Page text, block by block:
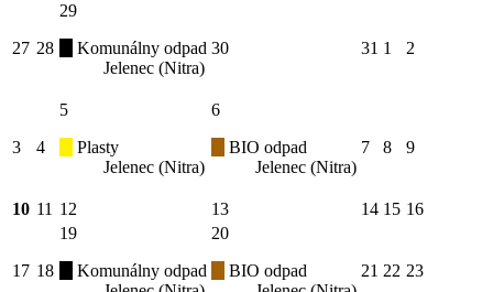
27 28
29
Komunálny odpad
Jelenec (Nitra)
30 31 1 2
3 4
5
Plasty
Jelenec (Nitra)
6
BIO odpad
Jelenec (Nitra)
7 8 9
10 11 12 13 14 15 16
17 18
19
Komunálny odpad
20
BIO odpad
21 22 23